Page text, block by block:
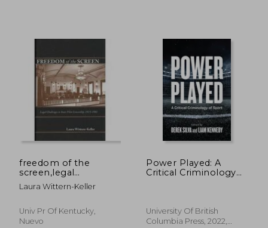
dcto. $ 1.565
40%
dcto.
freedom of the
screen,legal
challenges to state
film censorship, 1915-
Laura Wittern-Keller
Univ Pr Of Kentucky,
Nuevo
Power Played: A
Critical Criminology
University Of British
Columbia Press, 2022,